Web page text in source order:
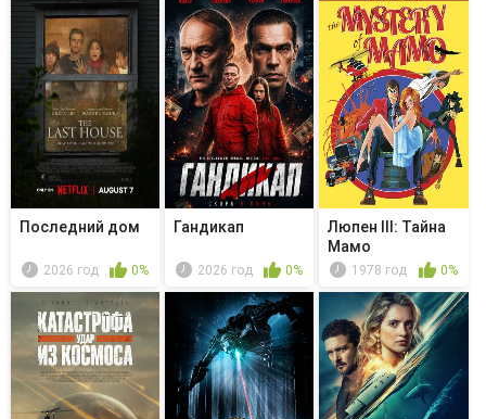
Последний дом
2026 год 0%
Гандикап
2026 год 0%
Люпен III: Тайна
Мамо
1978 год 0%